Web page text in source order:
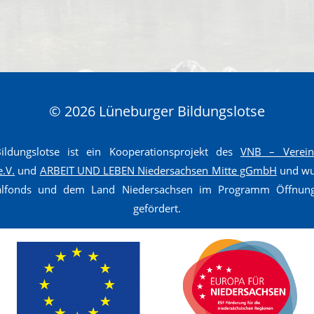
© 2026 Lüneburger Bildungslotse
ist ein Kooperationsprojekt desVNB –
und ARBEIT UND LEBEN Niedersachsen Mitte gGmbH und
und dem Land Niedersachsen im Programm
gefördert.